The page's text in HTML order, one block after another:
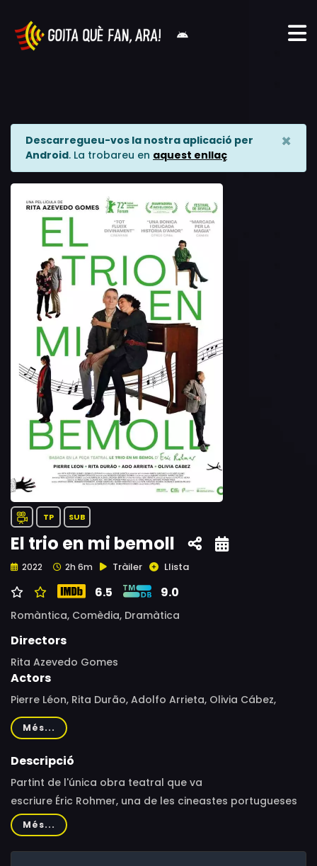
Descarregueu-vos la nostra aplicació per
Android. La trobareu en aquest enllaç
×
TP SUB
El trio en mi bemoll
2022 2h 6m Tràiler Llista
6.5 9.0
Romàntica, Comèdia, Dramàtica
Directors
Rita Azevedo Gomes
Actors
Pierre Léon, Rita Durão, Adolfo Arrieta, Olivia Cábez,
Mauro Soares, Mário Veloso
Més...
Descripció
Partint de l'única obra teatral que va
escriure Éric Rohmer, una de les cineastes portugueses
més importants de la història, Rita Azevedo Gomes,
transita per les converses, reflexions i memorables
actuacions de piano entre dos amants retrobats. Una
Més...